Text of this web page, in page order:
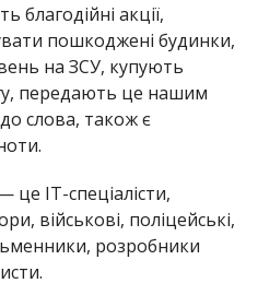
благодійні акції,
пошкоджені будинки,
на ЗСУ, купують
передають це нашим
слова, також є
це IT-спеціалісти,
військові, поліцейські,
розробники